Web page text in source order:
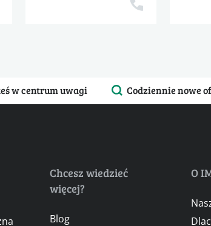
w centrum uwagi Codziennie nowe
Chcesz wiedzieć
więcej?
Blog
O